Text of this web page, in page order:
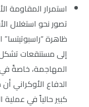
استمرار المقاومة
تصور نحو استغلال
ظاهرة
إلى مستنقعات
المهاجمة، خاصةً
الدفاع الأوكراني
كبير حالياً في